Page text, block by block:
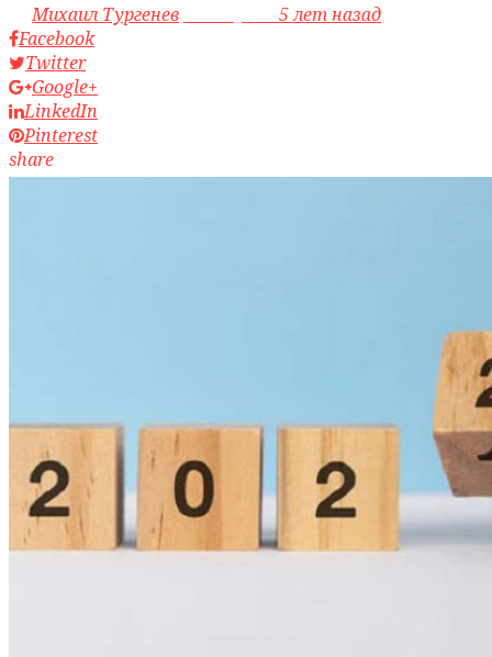
byМихаил Тургенев
5 лет назад
Facebook
Twitter
Google+
LinkedIn
Pinterest
share